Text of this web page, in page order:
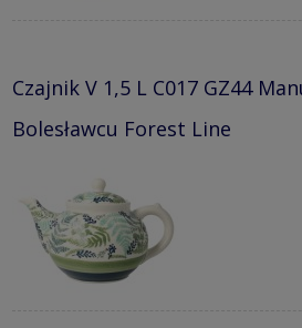
Czajnik V 1,5 L C017 GZ44
Bolesławcu Forest Line